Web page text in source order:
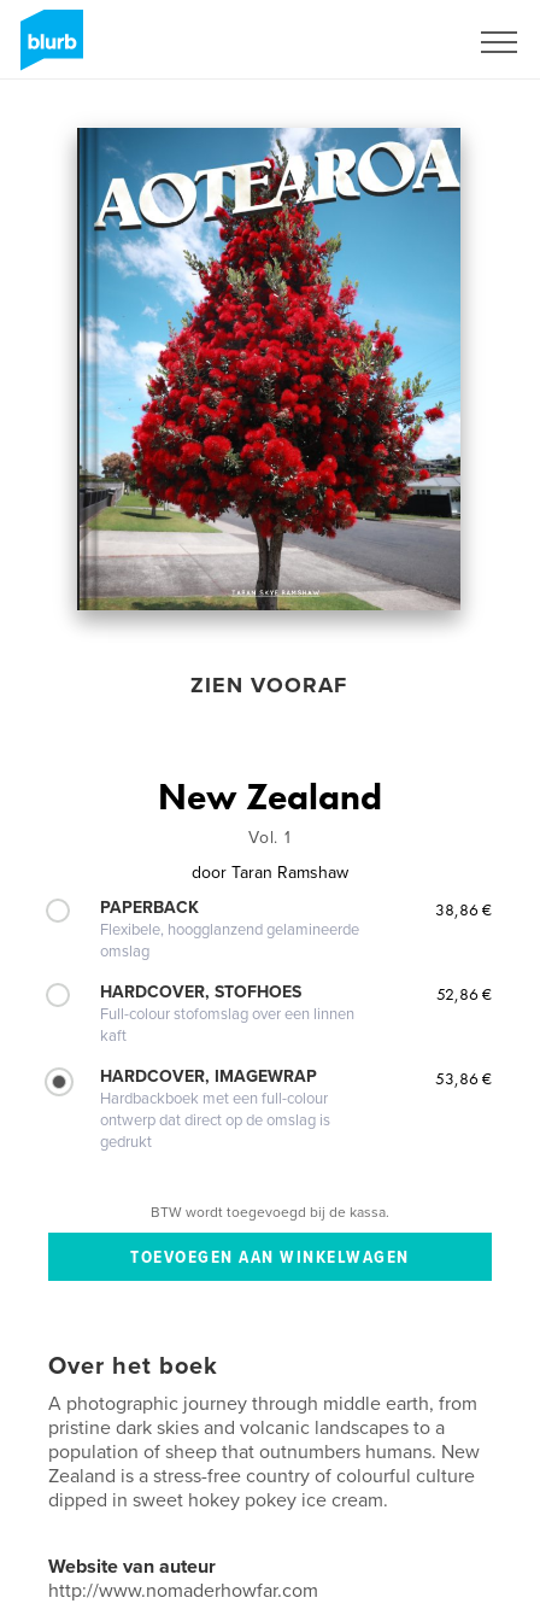
ZIEN VOORAF
New Zealand
Vol. 1
door Taran Ramshaw
PAPERBACK
Flexibele, hoogglanzend gelamineerde
omslag
38,86 €
HARDCOVER, STOFHOES
Full-colour stofomslag over een linnen
kaft
52,86 €
HARDCOVER, IMAGEWRAP
Hardbackboek met een full-colour
ontwerp dat direct op de omslag is
gedrukt
53,86 €
BTW wordt toegevoegd bij de kassa.
Over het boek
A photographic journey through middle earth, from
pristine dark skies and volcanic landscapes to a
population of sheep that outnumbers humans. New
Zealand is a stress-free country of colourful culture
dipped in sweet hokey pokey ice cream.
Website van auteur
http://www.nomaderhowfar.com